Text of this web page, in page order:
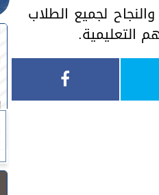
لجميع الطلاب
التعليمية.